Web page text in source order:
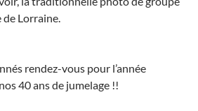
de Lorraine.
rendez-vous pour l’année
40 ans de jumelage !!